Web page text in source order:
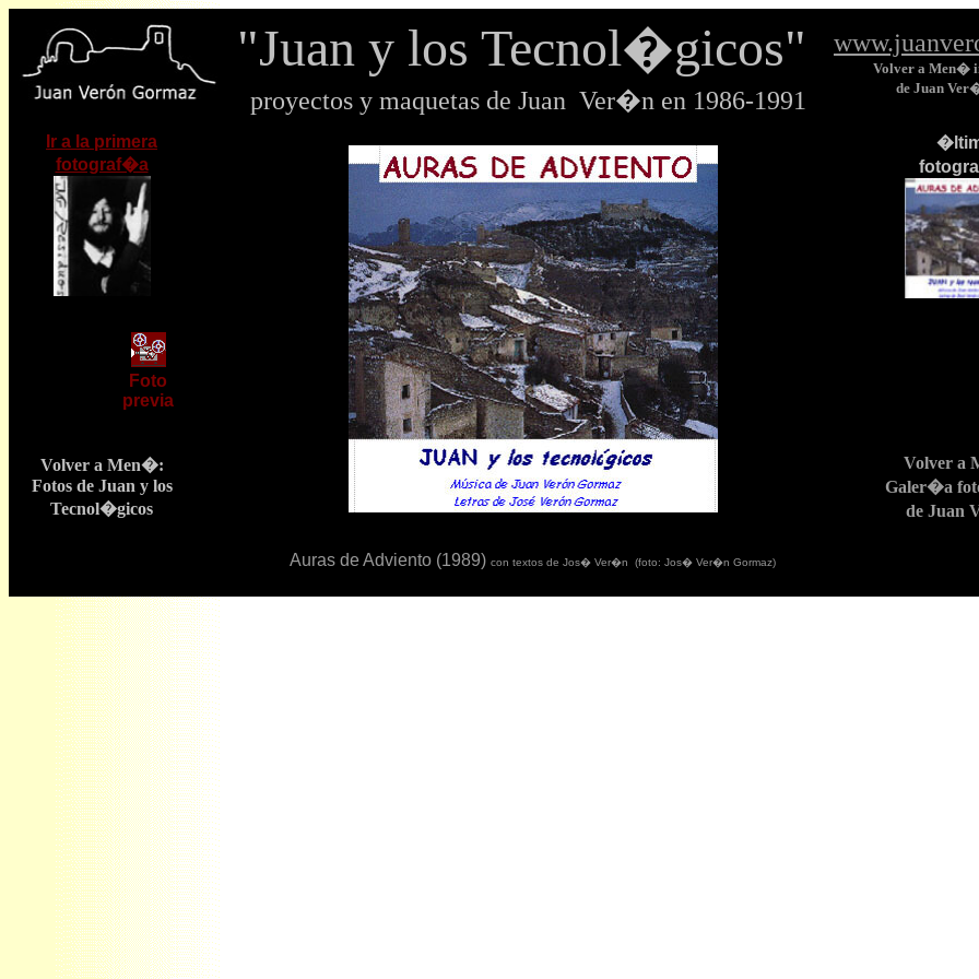
"Juan y los Tecnol�gicos"
proyectos y maquetas de Juan Ver�n en 1986-1991
Volver a Men�
de Juan
Ir a la primera
fotograf�a
�
Foto
previa
Volver a Men�:
Fotos de Juan y los
Tecnol�gicos
Volver a
Galer�a
de Juan
Auras de Adviento (1989) con textos de Jos� Ver�n (foto: Jos� Ver�n Gormaz)